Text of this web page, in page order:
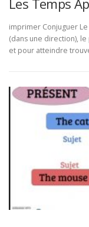
imprimer Conjuguer
(dans une direction),
et pour atteindre